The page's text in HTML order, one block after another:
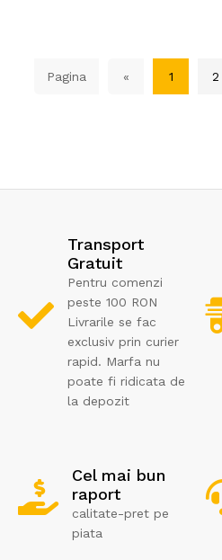
Pagina « 1 2
Transport
Gratuit
Pentru comenzi
peste 100 RON
Livrarile se fac
exclusiv prin curier
rapid. Marfa nu
poate fi ridicata de
la depozit
Cel mai bun
raport
calitate-pret pe
piata